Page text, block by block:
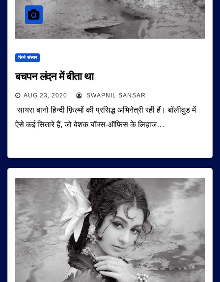
सिने संसार
बचपन लंदन में बीता था
AUG 23, 2020 SWAPNIL SANSAR
सायरा बानो हिन्दी फ़िल्मों की प्रसिद्ध अभिनेत्री रही हैं। बॉलीवुड में
ऐसे कई सितारे हैं, जो बेशक बॉक्स-ऑफिस के लिहाज…